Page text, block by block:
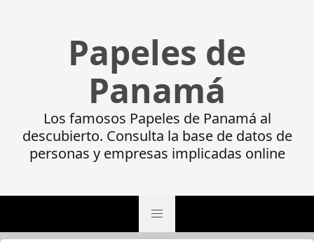
Papeles de
Panamá
Los famosos Papeles de Panamá al
descubierto. Consulta la base de datos de
personas y empresas implicadas online